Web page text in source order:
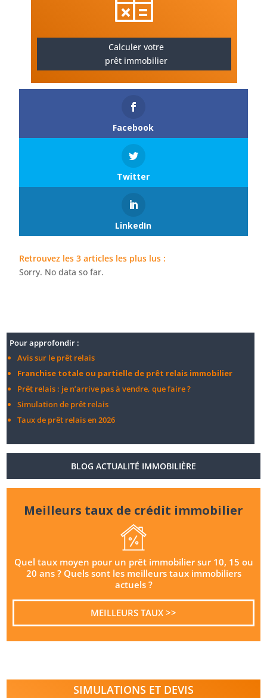
Calculer votre
prêt immobilier
Facebook
Twitter
LinkedIn
Retrouvez les 3 articles les plus lus :
Sorry. No data so far.
Pour approfondir :
Avis sur le prêt relais
Franchise totale ou partielle de prêt relais immobilier
Prêt relais : je n’arrive pas à vendre, que faire ?
Simulation de prêt relais
Taux de prêt relais en 2026
BLOG ACTUALITÉ IMMOBILIÈRE
Meilleurs taux de crédit immobilier
Quel taux moyen pour un prêt immobilier sur 10, 15 ou
20 ans ? Quels sont les meilleurs taux immobiliers
actuels ?
MEILLEURS TAUX >>
SIMULATIONS ET DEVIS